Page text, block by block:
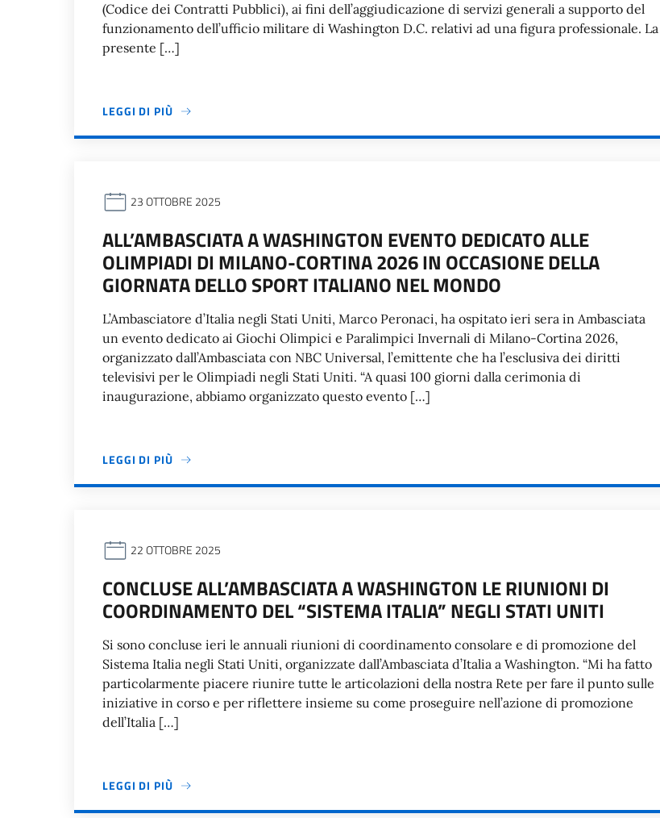
(Codice dei Contratti Pubblici), ai fini dell’aggiudicazione di servizi generali a supporto del
funzionamento dell’ufficio militare di Washington D.C. relativi ad una figura professionale. La
presente […]
LEGGI DI PIÙ
23 OTTOBRE 2025
ALL’AMBASCIATA A WASHINGTON EVENTO DEDICATO ALLE
OLIMPIADI DI MILANO-CORTINA 2026 IN OCCASIONE DELLA
GIORNATA DELLO SPORT ITALIANO NEL MONDO
L’Ambasciatore d’Italia negli Stati Uniti, Marco Peronaci, ha ospitato ieri sera in Ambasciata
un evento dedicato ai Giochi Olimpici e Paralimpici Invernali di Milano-Cortina 2026,
organizzato dall’Ambasciata con NBC Universal, l’emittente che ha l’esclusiva dei diritti
televisivi per le Olimpiadi negli Stati Uniti. “A quasi 100 giorni dalla cerimonia di
inaugurazione, abbiamo organizzato questo evento […]
LEGGI DI PIÙ
22 OTTOBRE 2025
CONCLUSE ALL’AMBASCIATA A WASHINGTON LE RIUNIONI DI
COORDINAMENTO DEL “SISTEMA ITALIA” NEGLI STATI UNITI
Si sono concluse ieri le annuali riunioni di coordinamento consolare e di promozione del
Sistema Italia negli Stati Uniti, organizzate dall’Ambasciata d’Italia a Washington. “Mi ha fatto
particolarmente piacere riunire tutte le articolazioni della nostra Rete per fare il punto sulle
iniziative in corso e per riflettere insieme su come proseguire nell’azione di promozione
dell’Italia […]
LEGGI DI PIÙ